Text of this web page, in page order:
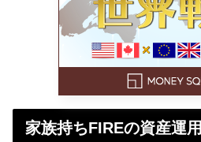
家族持ちFIREの資産運用